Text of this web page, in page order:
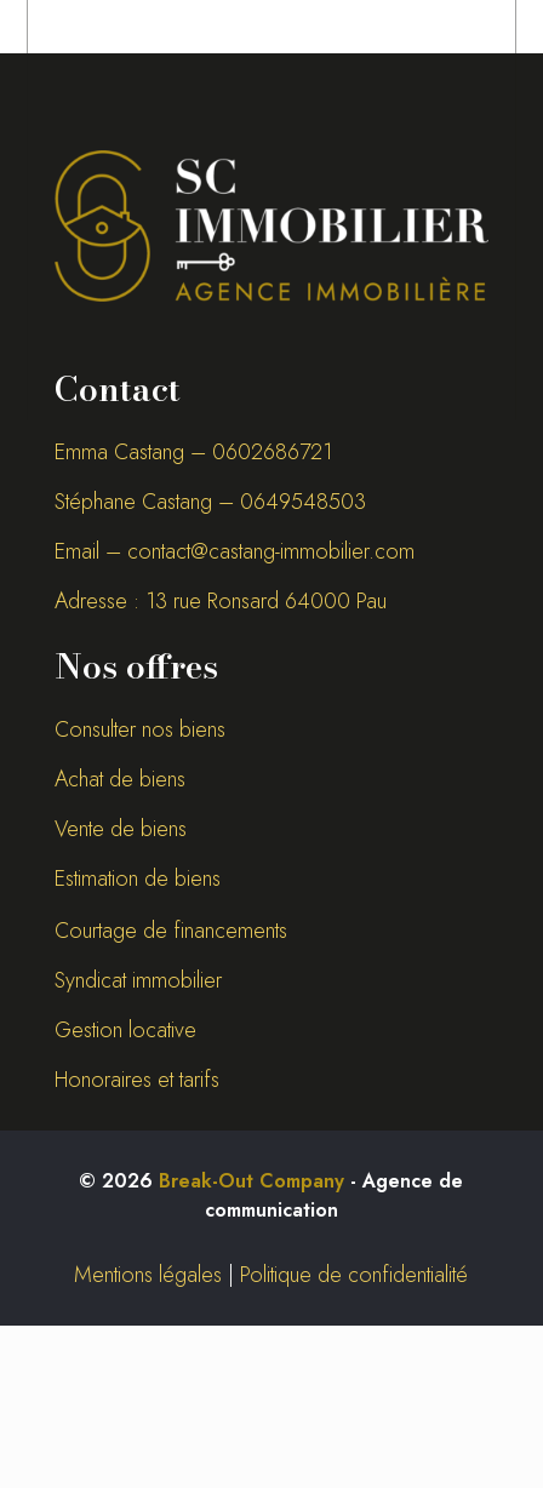
Contact
Emma Castang – 0602686721
Stéphane Castang – 0649548503
Email – contact@castang-immobilier.com
Adresse : 13 rue Ronsard 64000 Pau
Nos offres
Consulter nos biens
Achat de biens
Vente de biens
Estimation de biens
Courtage de financements
Syndicat immobilier
Gestion locative
Honoraires et tarifs
©2026 Break-Out Company - Agence de
communication
Mentions légales | Politique de confidentialité